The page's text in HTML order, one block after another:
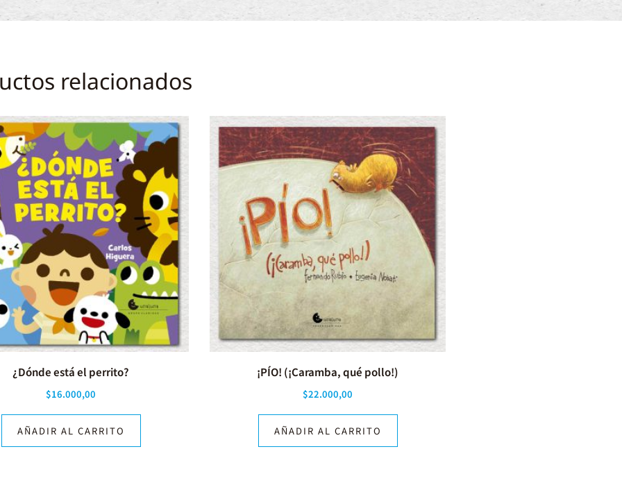
relacionados
¿Dónde está el perrito?
$16.000,00
AÑADIR AL CARRITO
¡PÍO! (¡Caramba, qué pollo!)
$22.000,00
AÑADIR AL CARRITO